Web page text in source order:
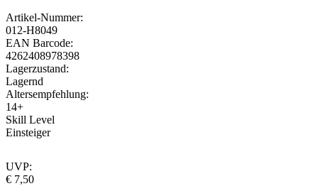
Artikel-Nummer:
012-H8049
EAN Barcode:
4262408978398
Lagerzustand:
Lagernd
Altersempfehlung:
14+
Skill Level
Einsteiger
UVP:
€ 7,50